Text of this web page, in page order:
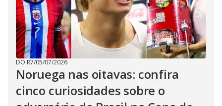
DO R7/05/07/2026
Noruega nas oitavas: confira
cinco curiosidades sobre o